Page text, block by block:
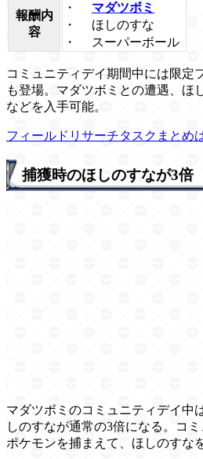
報酬内
容
・
マダツボミ
・
ほしのすな
・
スーパーボール
コミュニティデイ期間中には限定
も登場。マダツボミとの遭遇、ほ
などを入手可能。
フィールドリサーチタスクまとめ
捕獲時のほしのすなが3倍
マダツボミのコミュニティデイ中
しのすなが通常の3倍になる。コ
ポケモンを捕まえて、ほしのすな